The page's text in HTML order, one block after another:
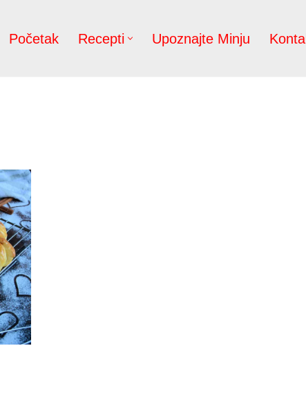
Početak Recepti Upoznajte Minju